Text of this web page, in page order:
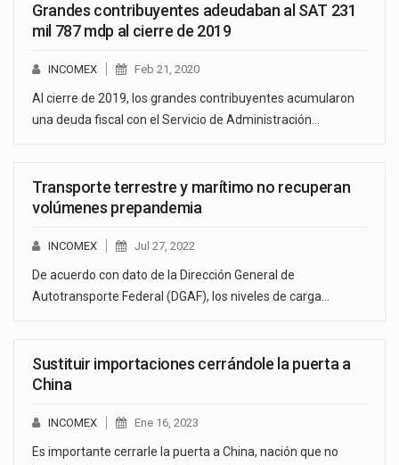
Grandes contribuyentes adeudaban al SAT 231
mil 787 mdp al cierre de 2019
INCOMEX Feb 21, 2020
Al cierre de 2019, los grandes contribuyentes acumularon
una deuda fiscal con el Servicio de Administración…
Transporte terrestre y marítimo no recuperan
volúmenes prepandemia
INCOMEX Jul 27, 2022
De acuerdo con dato de la Dirección General de
Autotransporte Federal (DGAF), los niveles de carga…
Sustituir importaciones cerrándole la puerta a
China
INCOMEX Ene 16, 2023
Es importante cerrarle la puerta a China, nación que no